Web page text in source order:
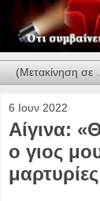
6 Ιουν 2022
Αίγινα:
ο γιος